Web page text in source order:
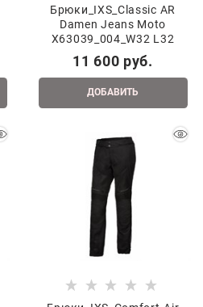
Брюки_IXS_Classic AR
Damen Jeans Moto
X63039_004_W32 L32
11 600 руб.
ДОБАВИТЬ